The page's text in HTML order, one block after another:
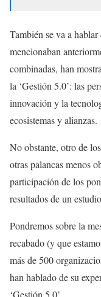
También se va a
mencionaban
combinadas, han
la ‘Gestión 5.0’: las
innovación y la
ecosistemas y alianzas.
No obstante, otro de
otras palancas menos
participación de los
resultados de un
Pondremos sobre la
recabado (y que
más de 500
han hablado de su
‘Gestión 5.0’.